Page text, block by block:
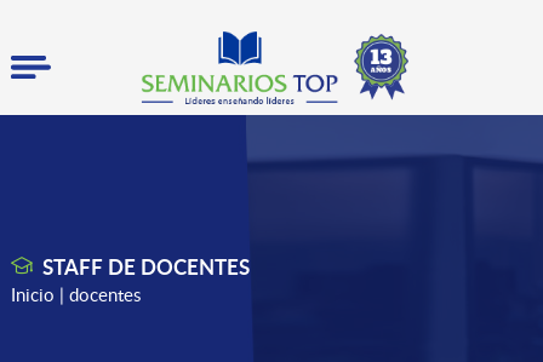
STAFF DE DOCENTES
Inicio | docentes